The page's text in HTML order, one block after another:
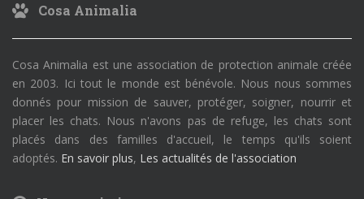
Cosa Animalia
Cosa Animalia est une association de protection animale créée
en 2003. Ici tout le monde est bénévole. Nous nous sommes
donnés pour mission de sauver, protéger, soigner, nourrir et
placer les chats. Nous n'avons pas de refuge, les chats sont
placés dans des familles d'accueil, le temps qu'ils soient
adoptés. En savoir plus, Les actualités de l'association